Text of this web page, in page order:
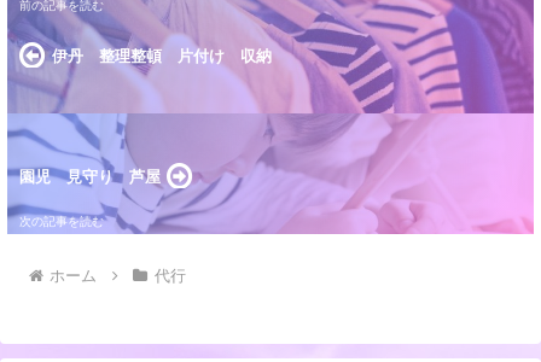
伊丹 整理整頓 片付け 収納
園児 見守り 芦屋
ホーム 代行